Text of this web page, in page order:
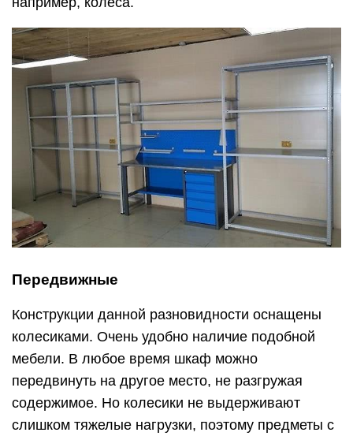
Передвижные
Конструкции данной разновидности оснащены
колесиками. Очень удобно наличие подобной
мебели. В любое время шкаф можно
передвинуть на другое место, не разгружая
содержимое. Но колесики не выдерживают
слишком тяжелые нагрузки, поэтому предметы с